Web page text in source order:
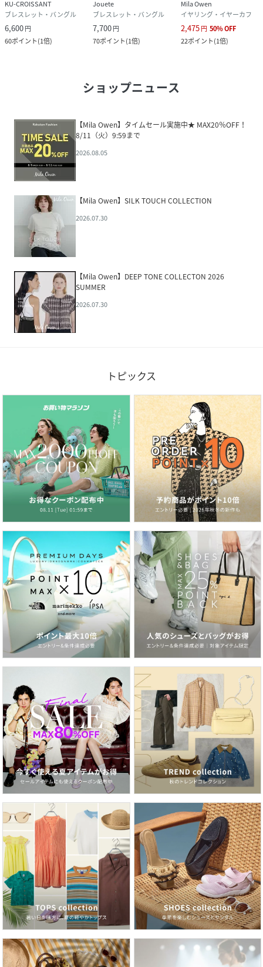
KU-CROISSANT
ブレスレット・バングル
6,600円
60ポイント(1倍)
Jouete
ブレスレット・バングル
7,700円
70ポイント(1倍)
Mila Owen
イヤリング・イヤーカフ
2,475円 50%OFF
22ポイント(1倍)
ショップニュース
【Mila Owen】タイムセール実施中★ MAX20％OFF！
8/11（火）9:59まで
2026.08.05
【Mila Owen】SILK TOUCH COLLECTION
2026.07.30
【Mila Owen】DEEP TONE COLLECTON 2026
SUMMER
2026.07.30
トピックス